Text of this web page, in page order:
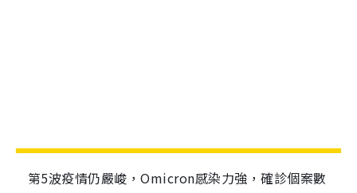
第5波疫情仍嚴峻，Omicron感染力強，確診個案數